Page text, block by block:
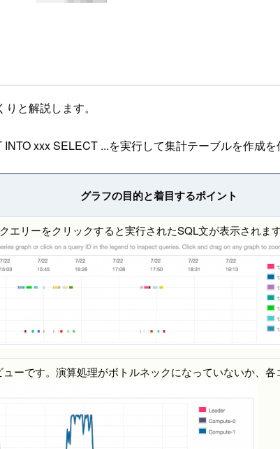
と解説します。
xxx SELECT ...を実行して集計テーブルを作成
グラフの目的と着目するポイント
エリーをクリックすると実行されたSQL文が表示され
ーです。演算処理がボトルネックになっていないか、